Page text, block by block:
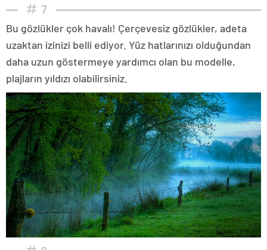
7
Bu gözlükler çok havalı! Çerçevesiz gözlükler, adeta
uzaktan izinizi belli ediyor. Yüz hatlarınızı olduğundan
daha uzun göstermeye yardımcı olan bu modelle,
plajların yıldızı olabilirsiniz.